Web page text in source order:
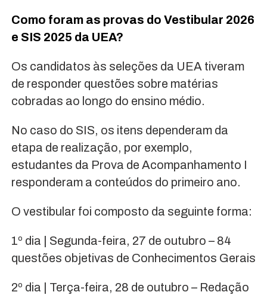
Como foram as provas do Vestibular 2026
e SIS 2025 da UEA?
Os candidatos às seleções da UEA tiveram
de responder questões sobre matérias
cobradas ao longo do ensino médio.
No caso do SIS, os itens dependeram da
etapa de realização, por exemplo,
estudantes da Prova de Acompanhamento I
responderam a conteúdos do primeiro ano.
O vestibular foi composto da seguinte forma:
1º dia | Segunda-feira, 27 de outubro – 84
questões objetivas de Conhecimentos Gerais
2º dia | Terça-feira, 28 de outubro – Redação